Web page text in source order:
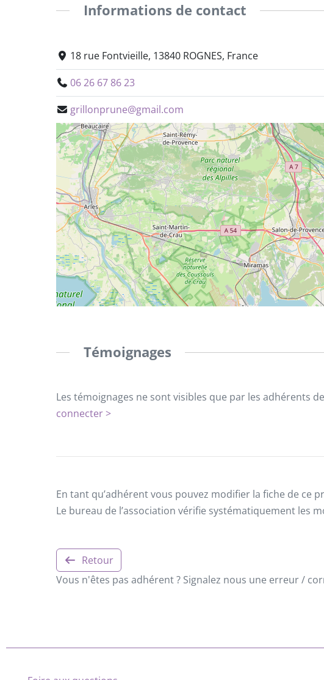
Informations de contact
18 rue Fontvieille, 13840 ROGNES, France
06 26 67 86 23
grillonprune@gmail.com
Témoignages
Les témoignages ne sont visibles que par les adhérents
connecter >
En tant qu’adhérent vous pouvez modifier la fiche de ce
Le bureau de l’association vérifie systématiquement les
Retour
Vous n'êtes pas adhérent ? Signalez nous une erreur /